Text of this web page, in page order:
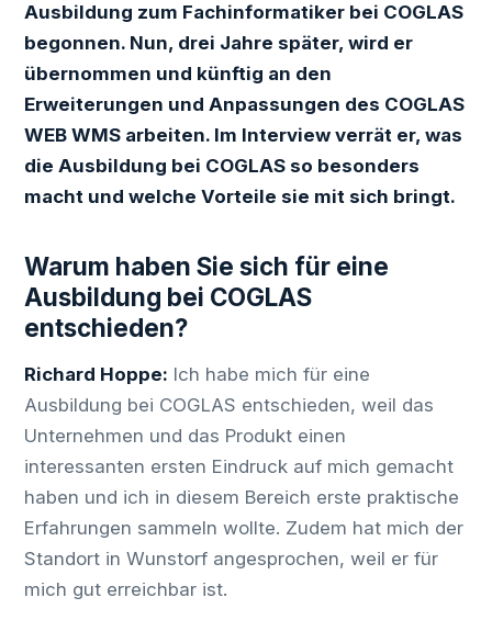
Ausbildung zum Fachinformatiker bei COGLAS
begonnen. Nun, drei Jahre später, wird er
übernommen und künftig an den
Erweiterungen und Anpassungen des COGLAS
WEB WMS arbeiten. Im Interview verrät er, was
die Ausbildung bei COGLAS so besonders
macht und welche Vorteile sie mit sich bringt.
Warum haben Sie sich für eine
Ausbildung bei COGLAS
entschieden?
Richard Hoppe: Ich habe mich für eine
Ausbildung bei COGLAS entschieden, weil das
Unternehmen und das Produkt einen
interessanten ersten Eindruck auf mich gemacht
haben und ich in diesem Bereich erste praktische
Erfahrungen sammeln wollte. Zudem hat mich der
Standort in Wunstorf angesprochen, weil er für
mich gut erreichbar ist.